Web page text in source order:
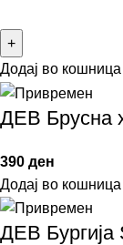
Додај во кошница
ДЕВ Брусна
390 ден
Додај во кошница
ДЕВ Бургија